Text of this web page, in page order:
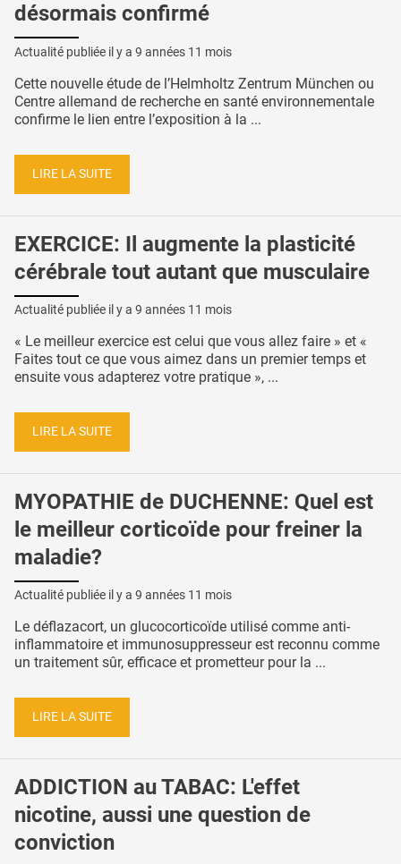
désormais confirmé
Actualité publiée il y a 9 années 11 mois
Cette nouvelle étude de l’Helmholtz Zentrum München ou
Centre allemand de recherche en santé environnementale
confirme le lien entre l’exposition à la ...
LIRE LA SUITE
EXERCICE: Il augmente la plasticité
cérébrale tout autant que musculaire
Actualité publiée il y a 9 années 11 mois
« Le meilleur exercice est celui que vous allez faire » et «
Faites tout ce que vous aimez dans un premier temps et
ensuite vous adapterez votre pratique », ...
LIRE LA SUITE
MYOPATHIE de DUCHENNE: Quel est
le meilleur corticoïde pour freiner la
maladie?
Actualité publiée il y a 9 années 11 mois
Le déflazacort, un glucocorticoïde utilisé comme anti-
inflammatoire et immunosuppresseur est reconnu comme
un traitement sûr, efficace et prometteur pour la ...
LIRE LA SUITE
ADDICTION au TABAC: L'effet
nicotine, aussi une question de
conviction